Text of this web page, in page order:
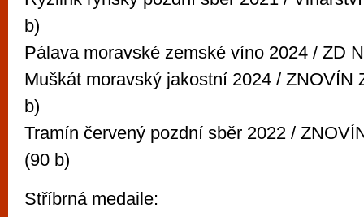
b)
Pálava moravské zemské víno 2024 / ZD
Muškát moravský jakostní 2024 / ZNOVÍN
b)
Tramín červený pozdní sběr 2022 /
(90 b)
Stříbrná medaile: